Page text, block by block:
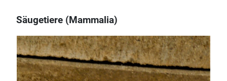
Säugetiere (Mammalia)